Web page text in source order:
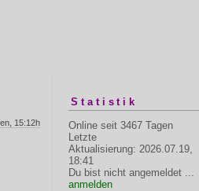
15:12h
Statistik
Online seit 3467 Tagen
Letzte
Aktualisierung: 2026.07.19,
18:41
Du bist nicht angemeldet ...
anmelden